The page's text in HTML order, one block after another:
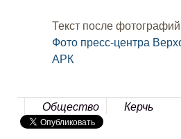
Текст после
Фото пресс-центра
АРК
Общество Керчь